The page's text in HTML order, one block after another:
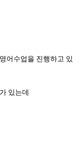
어수업을 진행하고 있
있는데